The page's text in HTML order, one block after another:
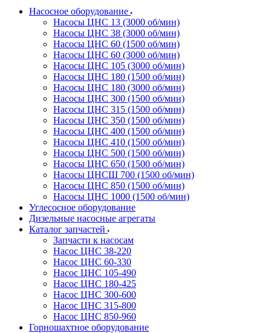
Насосное оборудование
Насосы ЦНС 13 (3000 об/мин)
Насосы ЦНС 38 (3000 об/мин)
Насосы ЦНС 60 (1500 об/мин)
Насосы ЦНС 60 (3000 об/мин)
Насосы ЦНС 105 (3000 об/мин)
Насосы ЦНС 180 (1500 об/мин)
Насосы ЦНС 180 (3000 об/мин)
Насосы ЦНС 300 (1500 об/мин)
Насосы ЦНС 315 (1500 об/мин)
Насосы ЦНС 350 (1500 об/мин)
Насосы ЦНС 400 (1500 об/мин)
Насосы ЦНС 410 (1500 об/мин)
Насосы ЦНС 500 (1500 об/мин)
Насосы ЦНС 650 (1500 об/мин)
Насосы ЦНСШ 700 (1500 об/мин)
Насосы ЦНС 850 (1500 об/мин)
Насосы ЦНС 1000 (1500 об/мин)
Углесосное оборудование
Дизельные насосные агрегаты
Каталог запчастей
Запчасти к насосам
Насос ЦНС 38-220
Насос ЦНС 60-330
Насос ЦНС 105-490
Насос ЦНС 180-425
Насос ЦНС 300-600
Насос ЦНС 315-800
Насос ЦНС 850-960
Горношахтное оборудование